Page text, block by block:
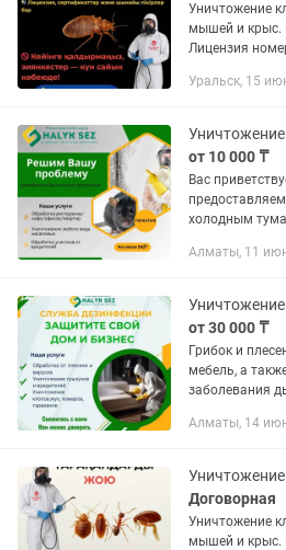
Уничтожение
мышей и крыс.
Лицензия
Департамент
Работаем с...
Уральск, 15
от 10 000 ₸
Вас
холодным
обработки.
Алматы, 11
Уничтожение
от 30 000 ₸
Грибок и
мебель, а
заболевания
полностью
появлению...
Алматы, 14
Договорная
Уничтожение
мышей и крыс.